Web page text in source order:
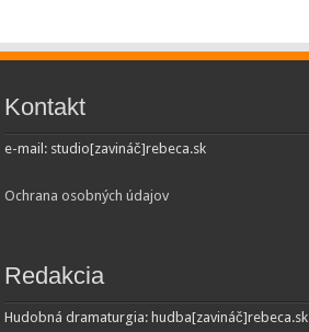
Kontakt
e-mail: studio[zavináč]rebeca.sk
Ochrana osobných údajov
Redakcia
Hudobná dramaturgia: hudba[zavináč]rebeca.sk